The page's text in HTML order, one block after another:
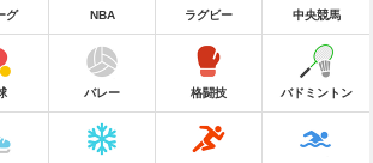
グ NBA ラグビー 中央競馬
バレー 格闘技 バドミントン